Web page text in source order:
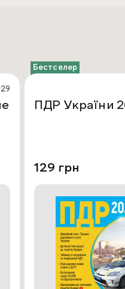
Бестселер
ПДР України
129 грн